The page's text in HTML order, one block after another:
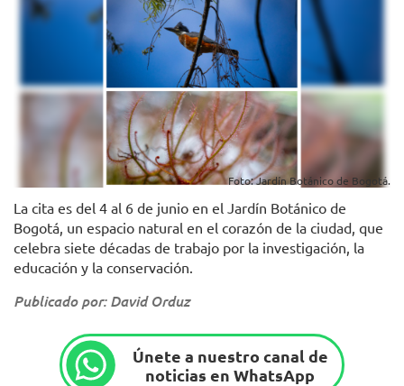
Foto: Jardín Botánico de Bogotá.
La cita es del 4 al 6 de junio en el Jardín Botánico de
Bogotá, un espacio natural en el corazón de la ciudad, que
celebra siete décadas de trabajo por la investigación, la
educación y la conservación.
Publicado por: David Orduz
Únete a nuestro canal de
noticias en WhatsApp